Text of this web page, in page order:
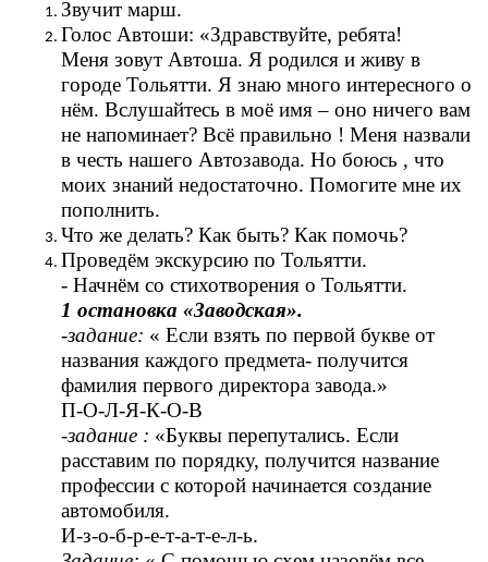
Звучит марш.
Голос Автоши: «Здравствуйте, ребята!
Меня зовут Автоша. Я родился и живу в
городе Тольятти. Я знаю много интересного о
нём. Вслушайтесь в моё имя – оно ничего вам
не напоминает? Всё правильно ! Меня назвали
в честь нашего Автозавода. Но боюсь , что
моих знаний недостаточно. Помогите мне их
пополнить.
Что же делать? Как быть? Как помочь?
Проведём экскурсию по Тольятти.
- Начнём со стихотворения о Тольятти.
1 остановка «Заводская».
-задание: « Если взять по первой букве от
названия каждого предмета- получится
фамилия первого директора завода.»
П-О-Л-Я-К-О-В
-задание : «Буквы перепутались. Если
расставим по порядку, получится название
профессии с которой начинается создание
автомобиля.
И-з-о-б-р-е-т-а-т-е-л-ь.